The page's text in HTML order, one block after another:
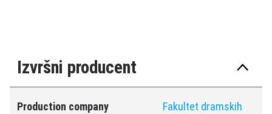
Izvršni producent
Production company Fakultet dramskih